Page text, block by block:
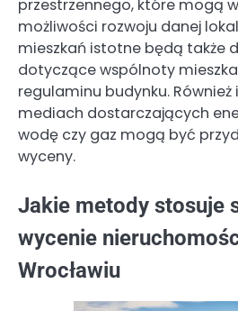
przestrzennego, które mogą
możliwości rozwoju danej
mieszkań istotne będą także
dotyczące wspólnoty
regulaminu budynku.
mediach dostarczających
wodę czy gaz mogą być
wyceny.
Jakie metody stosuje
wycenie
Wrocławiu